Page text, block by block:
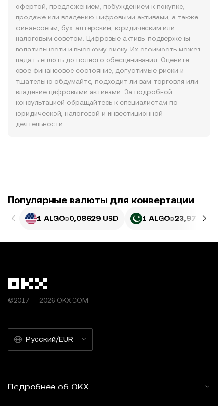
офертой, предложением, побуждением к покупке,
продаже или владению цифровыми активами, а также
финансовым, бухгалтерским, юридическим или
налоговым советом. Цифровые активы подвержены
волатильности и высокому риску. Их стоимость может
падать вплоть до полного обесценивания. Оцените
свое финансовое состояние, допустимые риски и
тщательно обдумайте, подходит ли вам торговля или
владение цифровыми активами. За подробной
консультацией обращайтесь к специалистам по
юридической, налоговой и инвестиционной
деятельности.
Популярные валюты для конвертации
1 ALGOв0,08629 USD 1 ALGOв23,97 PKR
©2017 — 2026 OKX.COM
Русский/EUR
Подробнее об OKX